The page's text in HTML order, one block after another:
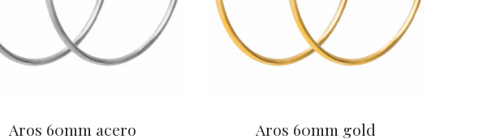
Aros 60mm acero Aros 60mm gold